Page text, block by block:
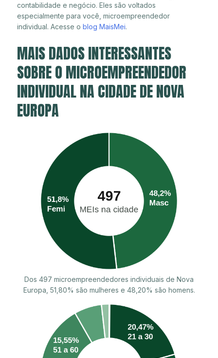
contabilidade e negócio. Eles são voltados
especialmente para você, microempreendedor
individual. Acesse o blog MaisMei.
MAIS DADOS INTERESSANTES
SOBRE O MICROEMPREENDEDOR
INDIVIDUAL NA CIDADE DE NOVA
EUROPA
Dos 497 microempreendedores individuais de Nova
Europa, 51,80% são mulheres e 48,20% são homens.